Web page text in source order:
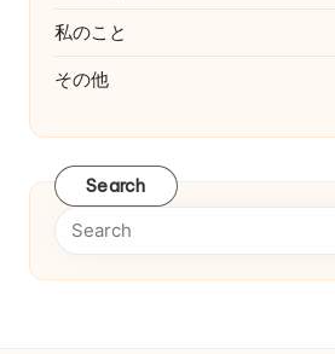
私のこと
その他
Search